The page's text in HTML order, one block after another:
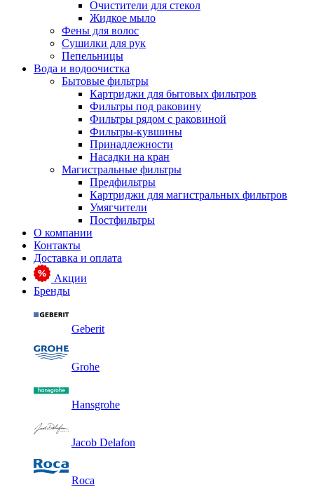
Очистители для стекол
Жидкое мыло
Фены для волос
Сушилки для рук
Пепельницы
Вода и водоочистка
Бытовые фильтры
Картриджи для бытовых фильтров
Фильтры под раковину
Фильтры рядом с раковиной
Фильтры-кувшины
Принадлежности
Насадки на кран
Магистральные фильтры
Предфильтры
Картриджи для магистральных фильтров
Умягчители
Постфильтры
О компании
Контакты
Доставка и оплата
Акции
Бренды
Geberit
Grohe
Hansgrohe
Jacob Delafon
Roca